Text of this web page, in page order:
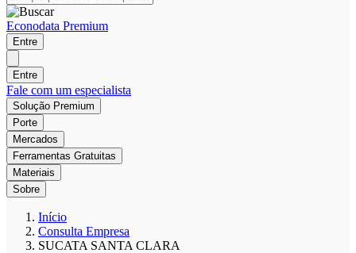
Econodata Premium
Entre
Entre
Fale com um especialista
Solução Premium
Porte
Mercados
Ferramentas Gratuitas
Materiais
Sobre
Início
Consulta Empresa
SUCATA SANTA CLARA